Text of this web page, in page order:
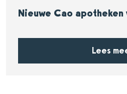
Nieuwe Cao apotheken
Lees